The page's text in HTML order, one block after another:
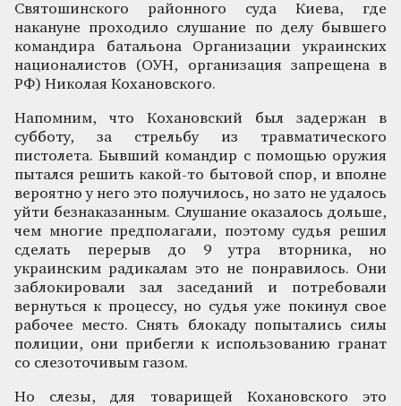
Святошинского районного суда Киева, где
накануне проходило слушание по делу бывшего
командира батальона Организации украинских
националистов (ОУН, организация запрещена в
РФ) Николая Кохановского.
Напомним, что Кохановский был задержан в
субботу, за стрельбу из травматического
пистолета. Бывший командир с помощью оружия
пытался решить какой-то бытовой спор, и вполне
вероятно у него это получилось, но зато не удалось
уйти безнаказанным. Слушание оказалось дольше,
чем многие предполагали, поэтому судья решил
сделать перерыв до 9 утра вторника, но
украинским радикалам это не понравилось. Они
заблокировали зал заседаний и потребовали
вернуться к процессу, но судья уже покинул свое
рабочее место. Снять блокаду попытались силы
полиции, они прибегли к использованию гранат
со слезоточивым газом.
Но слезы, для товарищей Кохановского это